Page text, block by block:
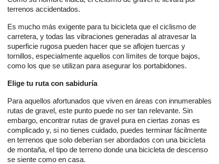
terrenos accidentados.
Es mucho más exigente para tu bicicleta que el ciclismo de
carretera, y todas las vibraciones generadas al atravesar la
superficie rugosa pueden hacer que se aflojen tuercas y
tornillos, especialmente aquellos con límites de torque bajos,
como los que se utilizan para asegurar los portabidones.
Elige tu ruta con sabiduría
Para aquellos afortunados que viven en áreas con innumerables
rutas de gravel, este punto puede no ser tan relevante. Sin
embargo, encontrar rutas de gravel pura en ciertas zonas es
complicado y, si no tienes cuidado, puedes terminar fácilmente
en terrenos que solo deberían ser abordados con una bicicleta
de montaña, el tipo de terreno donde una bicicleta de descenso
se siente como en casa.